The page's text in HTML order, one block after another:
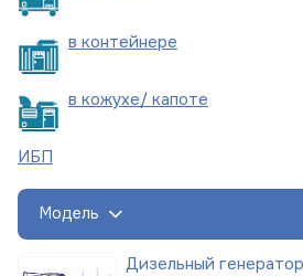
в контейнере
в кожухе/ капоте
ИБП
Модель
Дизельный